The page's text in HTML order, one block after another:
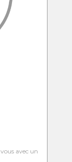
avec un